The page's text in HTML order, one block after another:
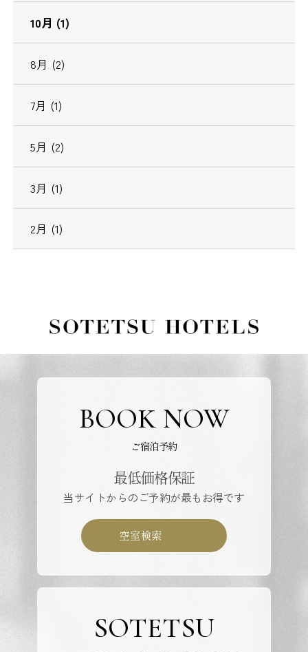
10月 (1)
8月 (2)
7月 (1)
5月 (2)
3月 (1)
2月 (1)
BOOK NOW
ご宿泊予約
最低価格保証
当サイトからのご予約が最もお得です
空室検索
SOTETSU